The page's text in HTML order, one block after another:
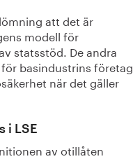
att det är
modell för
statsstöd. De andra
basindustrins företag
när det gäller
i LSE
av otillåten